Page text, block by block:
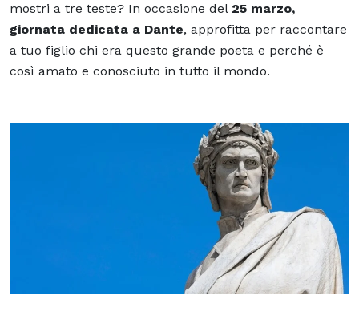
mostri a tre teste? In occasione del 25 marzo,
giornata dedicata a Dante, approfitta per raccontare
a tuo figlio chi era questo grande poeta e perché è
così amato e conosciuto in tutto il mondo.